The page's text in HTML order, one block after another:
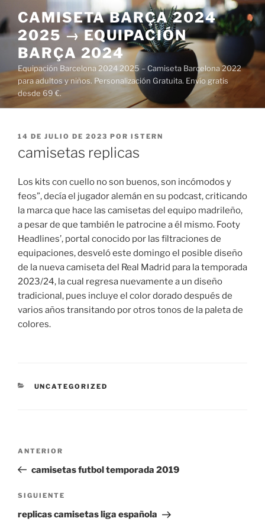
al
contenido
CAMISETA BARÇA 2024
2025 → EQUIPACIÓN
BARÇA 2024
Equipación Barcelona 2024 2025 – Camiseta Barcelona 2022
para adultos y niños. Personalización Gratuita. Envío gratis
desde 69 €.
PUBLICADO
14 DE JULIO DE 2023 POR ISTERN
camisetas replicas
Los kits con cuello no son buenos, son incómodos y
feos”, decía el jugador alemán en su podcast, criticando
la marca que hace las camisetas del equipo madrileño,
a pesar de que también le patrocine a él mismo. Footy
Headlines’, portal conocido por las filtraciones de
equipaciones, desveló este domingo el posible diseño
de la nueva camiseta del Real Madrid para la temporada
2023/24, la cual regresa nuevamente a un diseño
tradicional, pues incluye el color dorado después de
varios años transitando por otros tonos de la paleta de
colores.
CATEGORÍAS
UNCATEGORIZED
entradas
Entrada
anterior:
ANTERIOR
camisetas futbol temporada 2019
Siguiente
entrada
SIGUIENTE
replicas camisetas liga española